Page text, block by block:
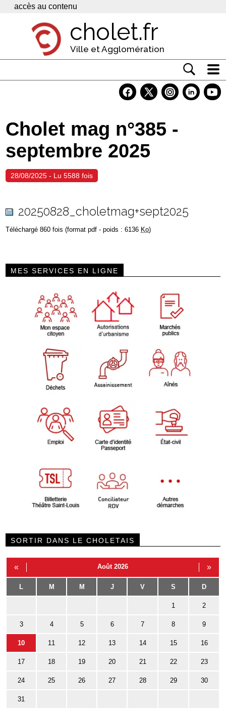
Panneau de gestion des cookies
accès au contenu
cholet.fr
Ville et Agglomération
Economie
Services
Contacts
Cholet mag n°385 -
septembre 2025
28/08/2025 - Lu 5588 fois
20250828_choletmag+sept2025
Téléchargé 860 fois (format pdf - poids : 6136 Ko)
MES SERVICES EN LIGNE
SORTIR DANS LE CHOLETAIS
« Août 2026 »
L M M J V S D
1 2
3 4 5 6 7 8 9
10 11 12 13 14 15 16
17 18 19 20 21 22 23
24 25 26 27 28 29 30
31